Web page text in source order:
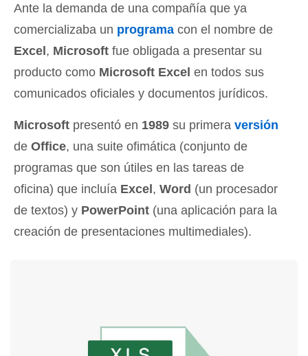
Ante la demanda de una compañía que ya
comercializaba un programa con el nombre de
Excel, Microsoft fue obligada a presentar su
producto como Microsoft Excel en todos sus
comunicados oficiales y documentos jurídicos.
Microsoft presentó en 1989 su primera versión
de Office, una suite ofimática (conjunto de
programas que son útiles en las tareas de
oficina) que incluía Excel, Word (un procesador
de textos) y PowerPoint (una aplicación para la
creación de presentaciones multimediales).